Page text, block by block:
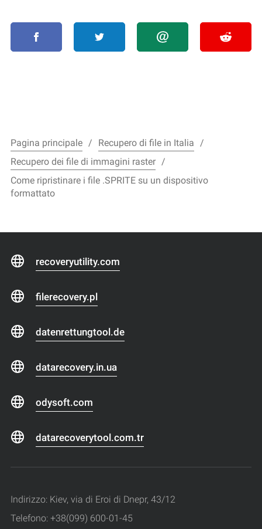
Pagina principale
Recupero di file in Italia
Recupero dei file di immagini raster
Come ripristinare i file .SPRITE su un dispositivo
formattato
recoveryutility.com
filerecovery.pl
datenrettungtool.de
datarecovery.in.ua
odysoft.com
datarecoverytool.com.tr
Indirizzo: Kiev, via di Eroi di Dnepr, 43/12
Telefono: +38(099) 600-01-45